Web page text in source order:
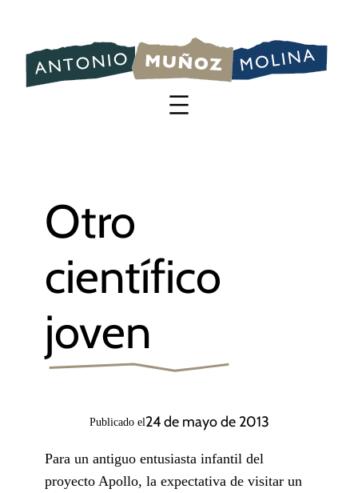
contenido
Otro
científico
joven
Publicado el24 de mayo de 2013
Para un antiguo entusiasta infantil del
proyecto Apollo, la expectativa de visitar un